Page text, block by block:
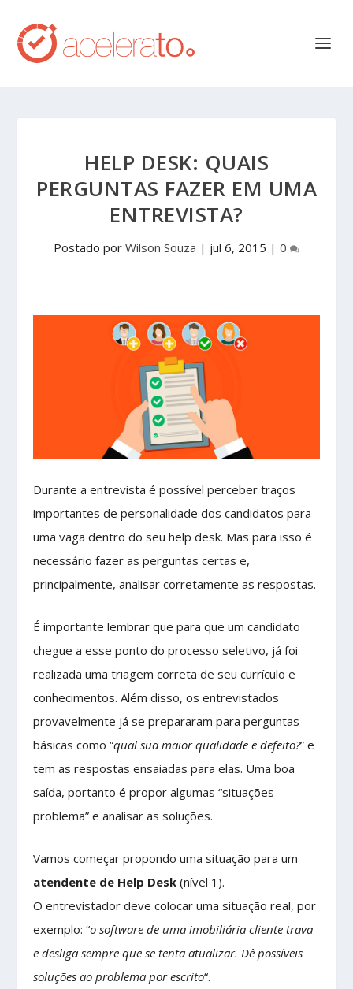
HELP DESK: QUAIS
PERGUNTAS FAZER EM UMA
ENTREVISTA?
Postado por Wilson Souza | jul 6, 2015 | 0
Durante a entrevista é possível perceber traços
importantes de personalidade dos candidatos para
uma vaga dentro do seu help desk. Mas para isso é
necessário fazer as perguntas certas e,
principalmente, analisar corretamente as respostas.
É importante lembrar que para que um candidato
chegue a esse ponto do processo seletivo, já foi
realizada uma triagem correta de seu currículo e
conhecimentos. Além disso, os entrevistados
provavelmente já se prepararam para perguntas
básicas como “qual sua maior qualidade e defeito?” e
tem as respostas ensaiadas para elas. Uma boa
saída, portanto é propor algumas “situações
problema” e analisar as soluções.
Vamos começar propondo uma situação para um
atendente de Help Desk (nível 1).
O entrevistador deve colocar uma situação real, por
exemplo: “o software de uma imobiliária cliente trava
e desliga sempre que se tenta atualizar. Dê possíveis
soluções ao problema por escrito“.